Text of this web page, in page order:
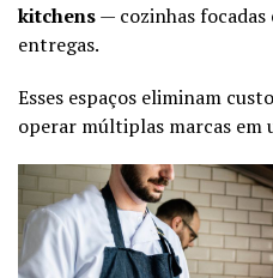
kitchens— cozinhas
entregas.
Esses espaços eliminam
operar múltiplas marcas em